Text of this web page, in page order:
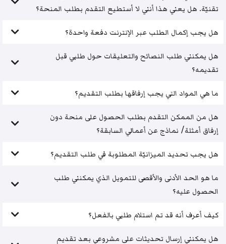
تقنيّة. هل يعني هذا أنني لا أستطيع التقدم بطلب المنحة؟
هل يجب إكمال الطلب عبر الإنترنت دفعة واحدة؟
هل يمكنني طلب النصائح والتعليقات حول طلبي قبل
تقديمه؟
ما هي المواد التي يجب إرفاقها بطلب التقديم؟
هل من الممكن التقدم بطلب الحصول على منحة دون
إرفاق أمثلة/ نماذج عن أعمالي السابقة؟
هل يجب تحديد الميزانيّة المطلوبة في طلب التقديم؟
ما هو الحد الأدنى والأقصى للتمويل الذي يمكنني طلب
الحصول عليه؟
كيف أعرف أنه قد تم استلام طلبي بالفعل؟
هل يمكنني إرسال تحديثات على مشروعي بعد تقديم